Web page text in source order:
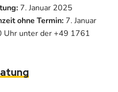
7. Januar 2025
ohne Termin: 7. Januar
Uhr unter der +49 1761